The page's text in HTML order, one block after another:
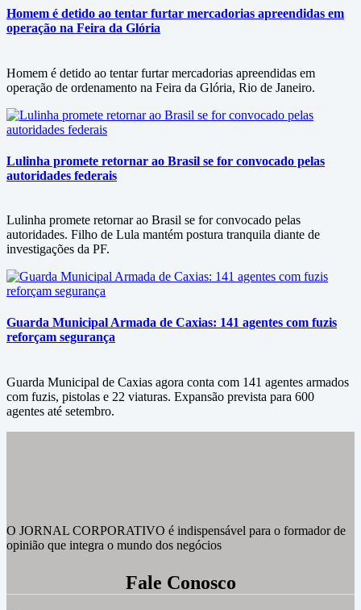
Homem é detido ao tentar furtar mercadorias apreendidas em
operação na Feira da Glória
Homem é detido ao tentar furtar mercadorias apreendidas em
operação de ordenamento na Feira da Glória, Rio de Janeiro.
Lulinha promete retornar ao Brasil se for convocado pelas
autoridades federais
Lulinha promete retornar ao Brasil se for convocado pelas
autoridades. Filho de Lula mantém postura tranquila diante de
investigações da PF.
Guarda Municipal Armada de Caxias: 141 agentes com fuzis
reforçam segurança
Guarda Municipal de Caxias agora conta com 141 agentes armados
com fuzis, pistolas e 22 viaturas. Expansão prevista para 600
agentes até setembro.
O JORNAL CORPORATIVO é indispensável para o formador de
opinião que integra o mundo dos negócios
Fale Conosco